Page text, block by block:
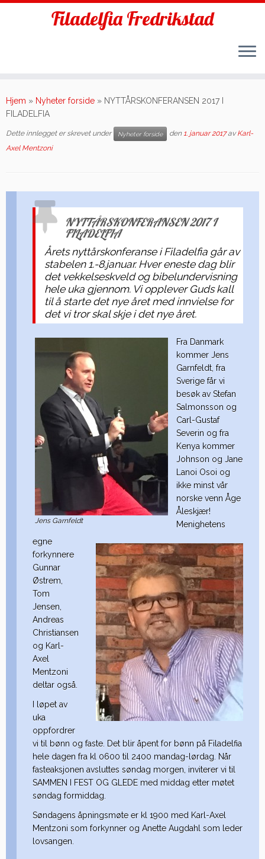
to
content
Filadelfia Fredrikstad
Hjem » Nyheter forside » NYTTÅRSKONFERANSEN 2017 I
FILADELFIA
Dette innlegget er skrevet under Nyheter forside den 1. januar 2017 avKarl-
Axel Mentzoni
NYTTÅRSKONFERANSEN 2017 I
FILADELFIA
Årets nyttårskonferanse i Filadelfia går av
stabelen 1.-8.januar. Hver eneste dag blir
det vekkelseskveld og bibelundervisning
hele uka gjennom. Vi opplever Guds kall
til å starte det nye året med innvielse for
det vi tror skal skje i det nye året.
Jens Garnfeldt
Fra Danmark
kommer Jens
Garnfeldt, fra
Sverige får vi
besøk av Stefan
Salmonsson og
Carl-Gustaf
Severin og fra
Kenya kommer
Johnson og Jane
Lanoi Osoi og
ikke minst vår
norske venn Åge
Åleskjær!
Menighetens
egne
forkynnere
Gunnar
Østrem,
Tom
Jensen,
Andreas
Christiansen
og Karl-
Axel
Mentzoni
deltar også.
I løpet av
uka
oppfordrer
vi til bønn og faste. Det blir åpent for bønn på Filadelfia
hele dagen fra kl 0600 til 2400 mandag-lørdag. Når
fasteaksjonen avsluttes søndag morgen, inviterer vi til
SAMMEN I FEST OG GLEDE med middag etter møtet
søndag formiddag.
Søndagens åpningsmøte er kl 1900 med Karl-Axel
Mentzoni som forkynner og Anette Augdahl som leder
lovsangen.